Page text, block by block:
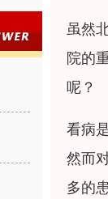
虽然
院的
呢？
看病
然而
多的